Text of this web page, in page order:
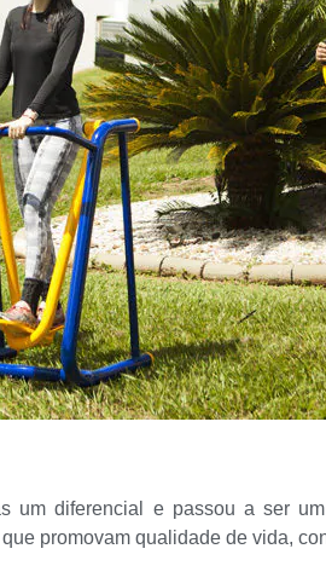
diferencial e passou a ser
promovam qualidade de vida,